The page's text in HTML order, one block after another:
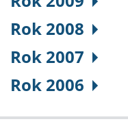
Rok 2008
Rok 2007
Rok 2006